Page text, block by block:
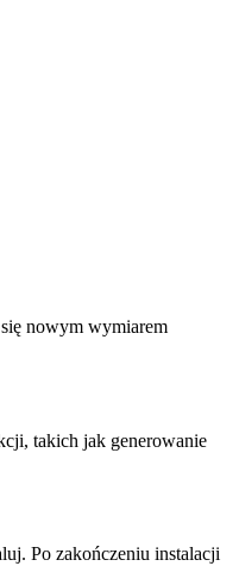
nowym wymiarem
takich jak generowanie
Po zakończeniu instalacji